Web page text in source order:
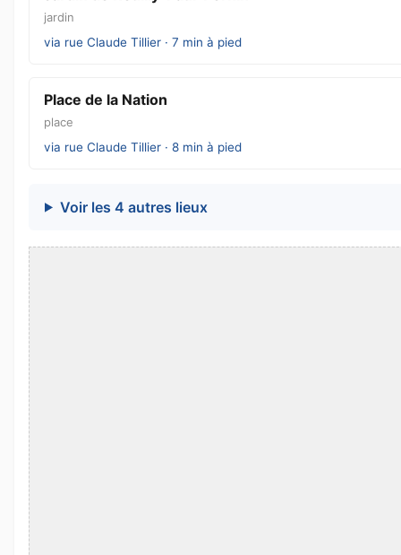
jardin
via rue Claude Tillier · 7 min à pied
Place de la Nation
place
via rue Claude Tillier · 8 min à pied
Voir les 4 autres lieux